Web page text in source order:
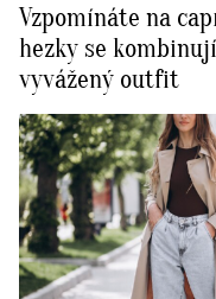
Vzpomínáte na
hezky se
vyvážený outfit